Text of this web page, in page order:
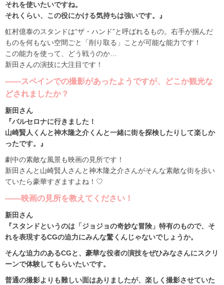
それを使いたいですね。
それくらい、この役にかける気持ちは強いです。』
虹村億泰のスタンドは“ザ・ハンド”と呼ばれるもの。右手が掴んだ
ものを何もない空間ごと「削り取る」ことが可能な能力です！
この能力を使って、どう戦うのか…
新田さんの演技に大注目です！
――スペインでの撮影があったようですが、どこか観光な
どされましたか？
新田さん
『バルセロナに行きました！
山崎賢人くんと神木隆之介くんと一緒に街を探検したりして楽しか
ったです。』
劇中の素敵な風景も映画の見所です！
新田さんと山崎賢人さんと神木隆之介さんがそんな素敵な街を歩い
ていたら豪華すぎますよね！♡
――映画の見所を教えてください！
新田さん
『スタンドというのは「ジョジョの奇妙な冒険」特有のもので、そ
れを表現するCGの迫力にみんな驚くんじゃないでしょうか。
そんな迫力のあるCGと、豪華な役者の演技をぜひみなさんにスクリ
ーンで体験してもらいたいです。
普通の撮影よりも難しい面はありましたが、楽しく撮影させていた